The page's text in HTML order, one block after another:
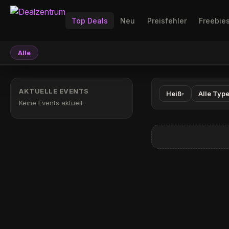
Top Deals Neu Preisfehler
Alle
AKTUELLE EVENTS
Keine Events aktuell.
Heiß▾ Alle